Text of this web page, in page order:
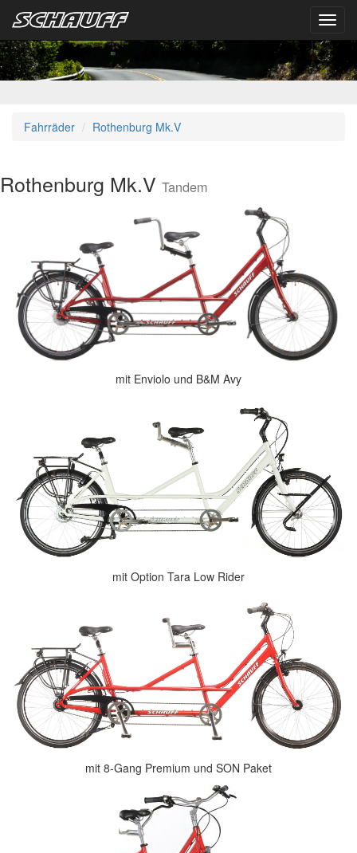
Fahrräder Rothenburg Mk.V
Rothenburg Mk.V Tandem
mit Enviolo und B&M Avy
mit Option Tara Low Rider
mit 8-Gang Premium und SON Paket